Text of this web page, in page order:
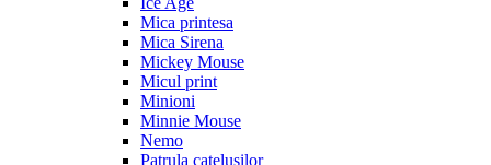
Mica printesa
Mica Sirena
Mickey Mouse
Micul print
Minioni
Minnie Mouse
Nemo
Patrula catelusilor